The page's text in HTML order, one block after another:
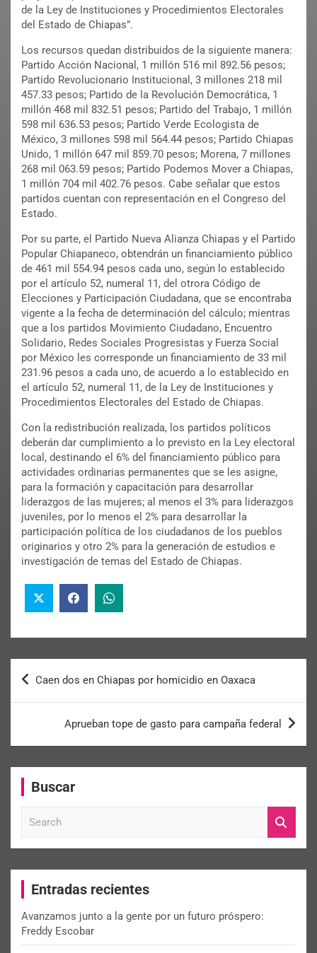
de la Ley de Instituciones y Procedimientos Electorales
del Estado de Chiapas”.
Los recursos quedan distribuidos de la siguiente manera:
Partido Acción Nacional, 1 millón 516 mil 892.56 pesos;
Partido Revolucionario Institucional, 3 millones 218 mil
457.33 pesos; Partido de la Revolución Democrática, 1
millón 468 mil 832.51 pesos; Partido del Trabajo, 1 millón
598 mil 636.53 pesos; Partido Verde Ecologista de
México, 3 millones 598 mil 564.44 pesos; Partido Chiapas
Unido, 1 millón 647 mil 859.70 pesos; Morena, 7 millones
268 mil 063.59 pesos; Partido Podemos Mover a Chiapas,
1 millón 704 mil 402.76 pesos. Cabe señalar que estos
partidos cuentan con representación en el Congreso del
Estado.
Por su parte, el Partido Nueva Alianza Chiapas y el Partido
Popular Chiapaneco, obtendrán un financiamiento público
de 461 mil 554.94 pesos cada uno, según lo establecido
por el artículo 52, numeral 11, del otrora Código de
Elecciones y Participación Ciudadana, que se encontraba
vigente a la fecha de determinación del cálculo; mientras
que a los partidos Movimiento Ciudadano, Encuentro
Solidario, Redes Sociales Progresistas y Fuerza Social
por México les corresponde un financiamiento de 33 mil
231.96 pesos a cada uno, de acuerdo a lo establecido en
el artículo 52, numeral 11, de la Ley de Instituciones y
Procedimientos Electorales del Estado de Chiapas.
Con la redistribución realizada, los partidos políticos
deberán dar cumplimiento a lo previsto en la Ley electoral
local, destinando el 6% del financiamiento público para
actividades ordinarias permanentes que se les asigne,
para la formación y capacitación para desarrollar
liderazgos de las mujeres; al menos el 3% para liderazgos
juveniles, por lo menos el 2% para desarrollar la
participación política de los ciudadanos de los pueblos
originarios y otro 2% para la generación de estudios e
investigación de temas del Estado de Chiapas.
Caen dos en Chiapas por homicidio en Oaxaca
Aprueban tope de gasto para campaña federal
Buscar
c
Entradas recientes
Avanzamos junto a la gente por un futuro próspero:
Freddy Escobar